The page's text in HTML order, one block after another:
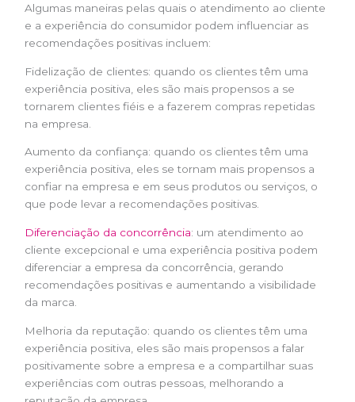
Algumas maneiras pelas quais o atendimento ao cliente
e a experiência do consumidor podem influenciar as
recomendações positivas incluem:
Fidelização de clientes: quando os clientes têm uma
experiência positiva, eles são mais propensos a se
tornarem clientes fiéis e a fazerem compras repetidas
na empresa.
Aumento da confiança: quando os clientes têm uma
experiência positiva, eles se tornam mais propensos a
confiar na empresa e em seus produtos ou serviços, o
que pode levar a recomendações positivas.
Diferenciação da concorrência: um atendimento ao
cliente excepcional e uma experiência positiva podem
diferenciar a empresa da concorrência, gerando
recomendações positivas e aumentando a visibilidade
da marca.
Melhoria da reputação: quando os clientes têm uma
experiência positiva, eles são mais propensos a falar
positivamente sobre a empresa e a compartilhar suas
experiências com outras pessoas, melhorando a